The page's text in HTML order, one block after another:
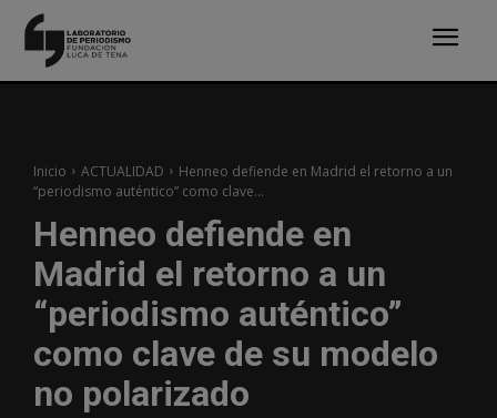
Inicio ACTUALIDAD
Henneo defiende en Madrid el retorno a un
“periodismo auténtico” como clave...
Henneo defiende en
Madrid el retorno a un
“periodismo auténtico”
como clave de su modelo
no polarizado